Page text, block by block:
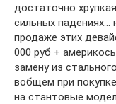
достаточно
сильных
продаже этих
000 руб +
замену из
вобщем при
на стантовые